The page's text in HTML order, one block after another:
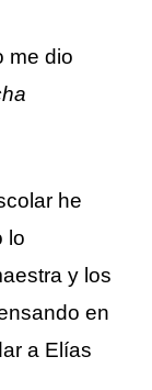
me dio
he
lo
y los
en
a Elías